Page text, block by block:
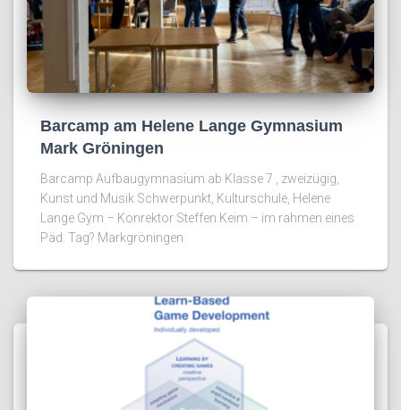
Barcamp am Helene Lange Gymnasium
Mark Gröningen
Barcamp Aufbaugymnasium ab Klasse 7 , zweizügig,
Kunst und Musik Schwerpunkt, Kulturschule, Helene
Lange Gym – Konrektor Steffen Keim – im rahmen eines
Päd. Tag? Markgröningen